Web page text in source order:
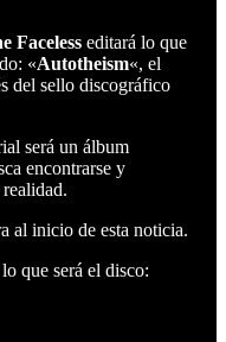
Faceless editará lo que
«Autotheism«, el
del sello discográfico
será un álbum
encontrarse y
al inicio de esta noticia.
que será el disco: